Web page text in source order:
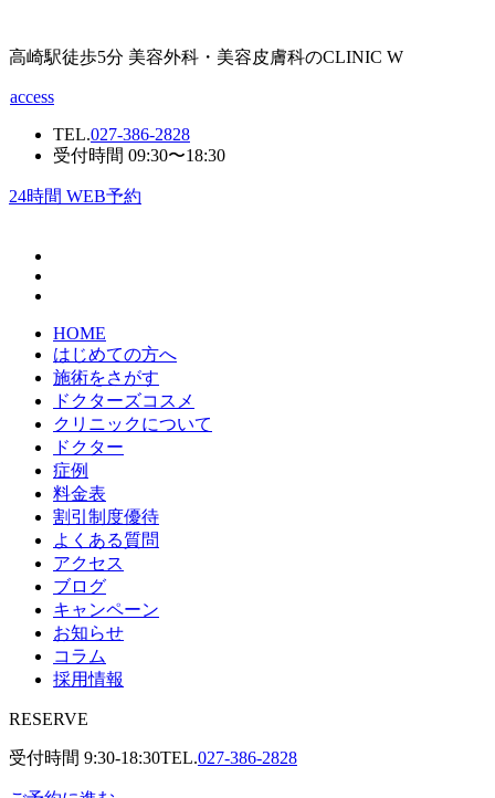
高崎駅徒歩5分 美容外科・美容皮膚科のCLINIC W
access
TEL.027-386-2828
受付時間 09:30〜18:30
24時間 WEB予約
HOME
はじめての方へ
施術をさがす
ドクターズコスメ
クリニックについて
ドクター
症例
料金表
割引制度優待
よくある質問
アクセス
ブログ
キャンペーン
お知らせ
コラム
採用情報
RESERVE
受付時間 9:30-18:30TEL.027-386-2828